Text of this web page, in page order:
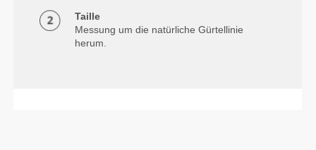
Taille
Messung um die natürliche Gürtellinie
herum.